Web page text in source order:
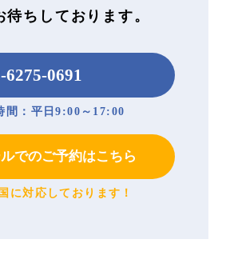
待ちしております。
6275-0691
間：平日9:00～17:00
でのご予約はこちら
に対応しております！